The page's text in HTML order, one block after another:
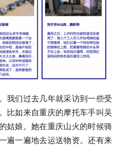
我们过去几年就采访到一些受
比如来自重庆的摩托车手叫吴
姑娘。她在重庆山火的时候骑
遍一遍地去运送物资。还有来